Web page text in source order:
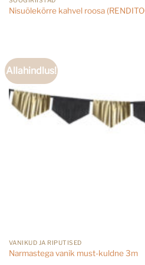
Nisuõlekõrre kahvel roosa
Allahindlus!
VANIKUD JA RIPUTISED
Narmastega vanik must-kuldne 3m